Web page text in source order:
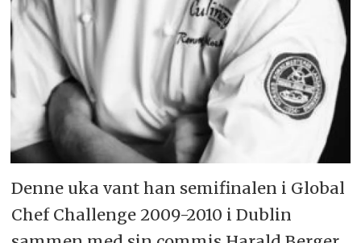
Denne uka vant han semifinalen i Global
Chef Challenge 2009-2010 i Dublin